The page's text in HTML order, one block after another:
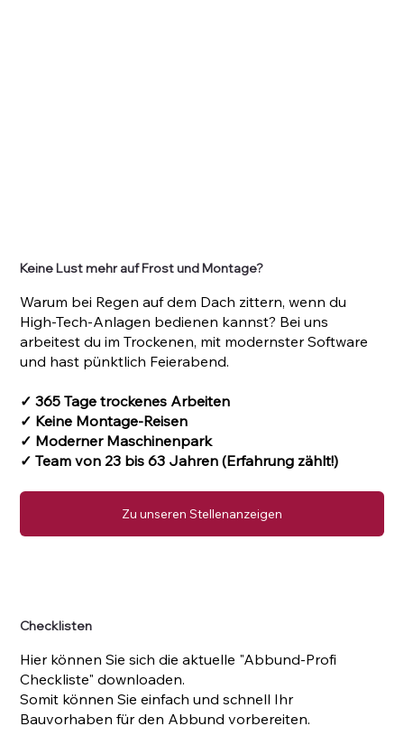
Keine Lust mehr auf Frost und Montage?
Warum bei Regen auf dem Dach zittern, wenn du
High-Tech-Anlagen bedienen kannst? Bei uns
arbeitest du im Trockenen, mit modernster Software
und hast pünktlich Feierabend.
✓ 365 Tage trockenes Arbeiten
✓ Keine Montage-Reisen
✓ Moderner Maschinenpark
✓ Team von 23 bis 63 Jahren (Erfahrung zählt!)
Zu unseren Stellenanzeigen
Checklisten
Hier können Sie sich die aktuelle "Abbund-Profi
Checkliste" downloaden.
Somit können Sie einfach und schnell Ihr
Bauvorhaben für den Abbund vorbereiten.